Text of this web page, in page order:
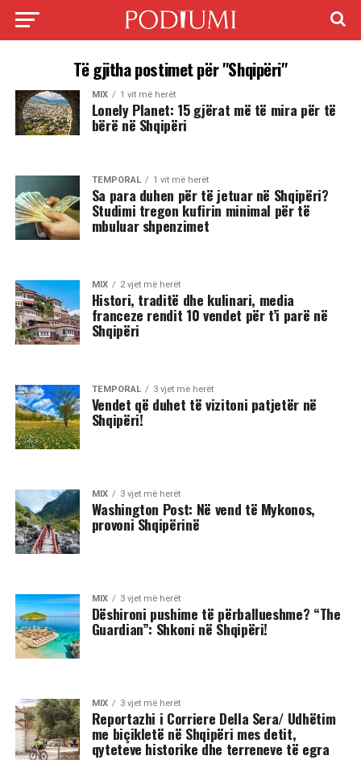
Të gjitha postimet për "Shqipëri"
MIX 1 vit më herët
Lonely Planet: 15 gjërat më të mira për të
bërë në Shqipëri
TEMPORAL 1 vit më herët
Sa para duhen për të jetuar në Shqipëri?
Studimi tregon kufirin minimal për të
mbuluar shpenzimet
MIX 2 vjet më herët
Histori, traditë dhe kulinari, media
franceze rendit 10 vendet për t’i parë në
Shqipëri
TEMPORAL 3 vjet më herët
Vendet që duhet të vizitoni patjetër në
Shqipëri!
MIX 3 vjet më herët
Washington Post: Në vend të Mykonos,
provoni Shqipërinë
MIX 3 vjet më herët
Dëshironi pushime të përballueshme? “The
Guardian”: Shkoni në Shqipëri!
MIX 3 vjet më herët
Reportazhi i Corriere Della Sera/ Udhëtim
me biçikletë në Shqipëri mes detit,
qyteteve historike dhe terreneve të egra